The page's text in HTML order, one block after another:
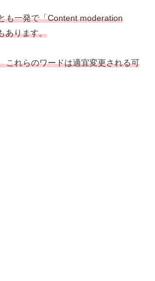
も一発で「Content moderation
あります。
これらのワードは適宜変更される可